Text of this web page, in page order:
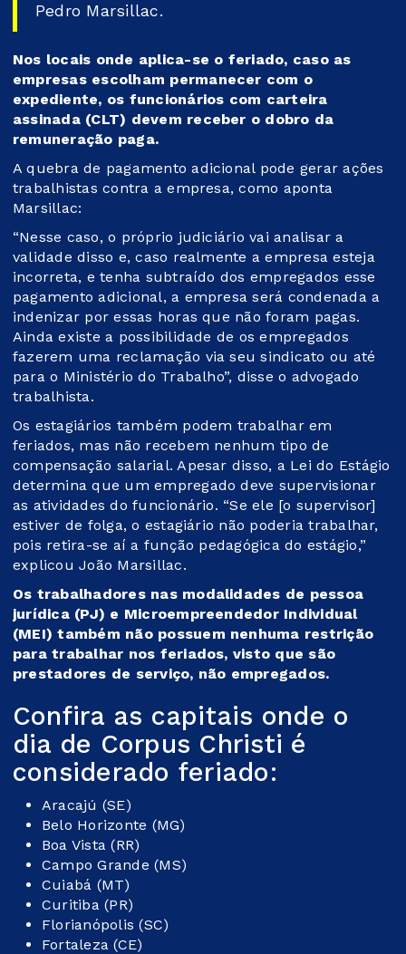
Pedro Marsillac.
Nos locais onde aplica-se o feriado, caso as
empresas escolham permanecer com o
expediente, os funcionários com carteira
assinada (CLT) devem receber o dobro da
remuneração paga.
A quebra de pagamento adicional pode gerar ações
trabalhistas contra a empresa, como aponta
Marsillac:
“Nesse caso, o próprio judiciário vai analisar a
validade disso e, caso realmente a empresa esteja
incorreta, e tenha subtraído dos empregados esse
pagamento adicional, a empresa será condenada a
indenizar por essas horas que não foram pagas.
Ainda existe a possibilidade de os empregados
fazerem uma reclamação via seu sindicato ou até
para o Ministério do Trabalho”, disse o advogado
trabalhista.
Os estagiários também podem trabalhar em
feriados, mas não recebem nenhum tipo de
compensação salarial. Apesar disso, a Lei do Estágio
determina que um empregado deve supervisionar
as atividades do funcionário. “Se ele [o supervisor]
estiver de folga, o estagiário não poderia trabalhar,
pois retira-se aí a função pedagógica do estágio,”
explicou João Marsillac.
Os trabalhadores nas modalidades de pessoa
jurídica (PJ) e Microempreendedor Individual
(MEI) também não possuem nenhuma restrição
para trabalhar nos feriados, visto que são
prestadores de serviço, não empregados.
Confira as capitais onde o
dia de Corpus Christi é
considerado feriado:
Aracajú (SE)
Belo Horizonte (MG)
Boa Vista (RR)
Campo Grande (MS)
Cuiabá (MT)
Curitiba (PR)
Florianópolis (SC)
Fortaleza (CE)